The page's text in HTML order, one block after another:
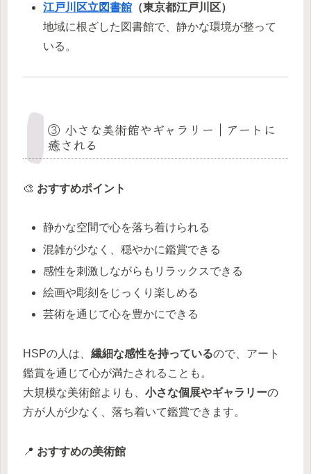
江戸川区立図書館 （東京都江戸川区）
地域に根ざした図書館で、静かな環境が整って
いる。
③ 小さな美術館やギャラリー｜アートに
癒される
🎨 おすすめポイント
静かな空間で心を落ち着けられる
混雑が少なく、穏やかに鑑賞できる
感性を刺激しながらもリラックスできる
絵画や彫刻をじっくり楽しめる
芸術を通じて心を豊かにできる
HSPの人は、 繊細な感性を持っているので、アート
鑑賞を通じて心が満たされることも。
大規模な美術館よりも、 小さな個展やギャラリーの
方が人が少なく、落ち着いて鑑賞できます。
📍 おすすめの美術館